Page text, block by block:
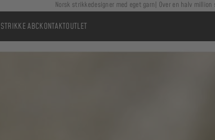
Norsk strikkedesigner med eget garn Over en halv
STRIKKE ABCKONTAKTOUTLET